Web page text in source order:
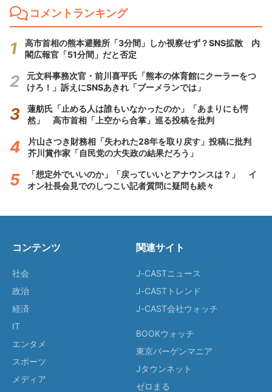
コメントランキング
高市首相の熊本避難所「3分間」しか視察せず？SNS拡散 内
閣広報官「51分間」だと否定
元文科事務次官・前川喜平氏「熊本の体育館にクーラーをつ
けろ！」訴えにSNSあきれ「ブーメランでは」
蓮舫氏「止める人は誰もいなかったのか」「あまりにも愕
然」 高市首相「上空から合掌」巡る投稿を批判
片山さつき財務相「失われた28年を取り戻す」投稿に批判
芥川賞作家「自民党の大失政の結果だろう」
「想定外でいいのか」「戻っていいとアナウンスは？」 イ
オン社長会見でのしつこい記者質問に疑問も続々
コンテンツ
社会
政治
経済
IT
エンタメ
スポーツ
メディア
関連サイト
J-CASTニュース
J-CASTトレンド
J-CAST会社ウォッチ
BOOKウォッチ
東京バーゲンマニア
Jタウンネット
ゼロまる